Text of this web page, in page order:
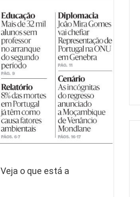
o que está a